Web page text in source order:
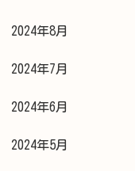
2024年8月
2024年7月
2024年6月
2024年5月